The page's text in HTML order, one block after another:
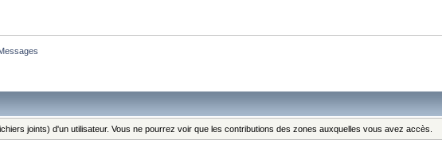
joints) d'un utilisateur. Vous ne pourrez voir que les contributions des zones auxquelles vous avez accès.